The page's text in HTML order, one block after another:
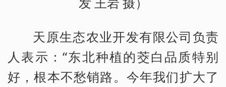
发 王岩 摄）
天原生态农业开发有限公司负责
人表示：“东北种植的茭白品质特别
好，根本不愁销路。今年我们扩大了